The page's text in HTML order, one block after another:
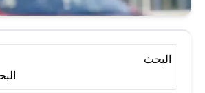
استئجار سيارة تأجير سيارات
تأجير سيارات الكويت
البحث